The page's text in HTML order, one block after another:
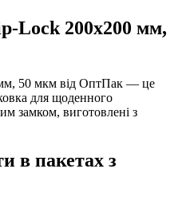
Lock 200х200 мм,
50 мкм від ОптПак — це
для щоденного
замком, виготовлені з
в пакетах з